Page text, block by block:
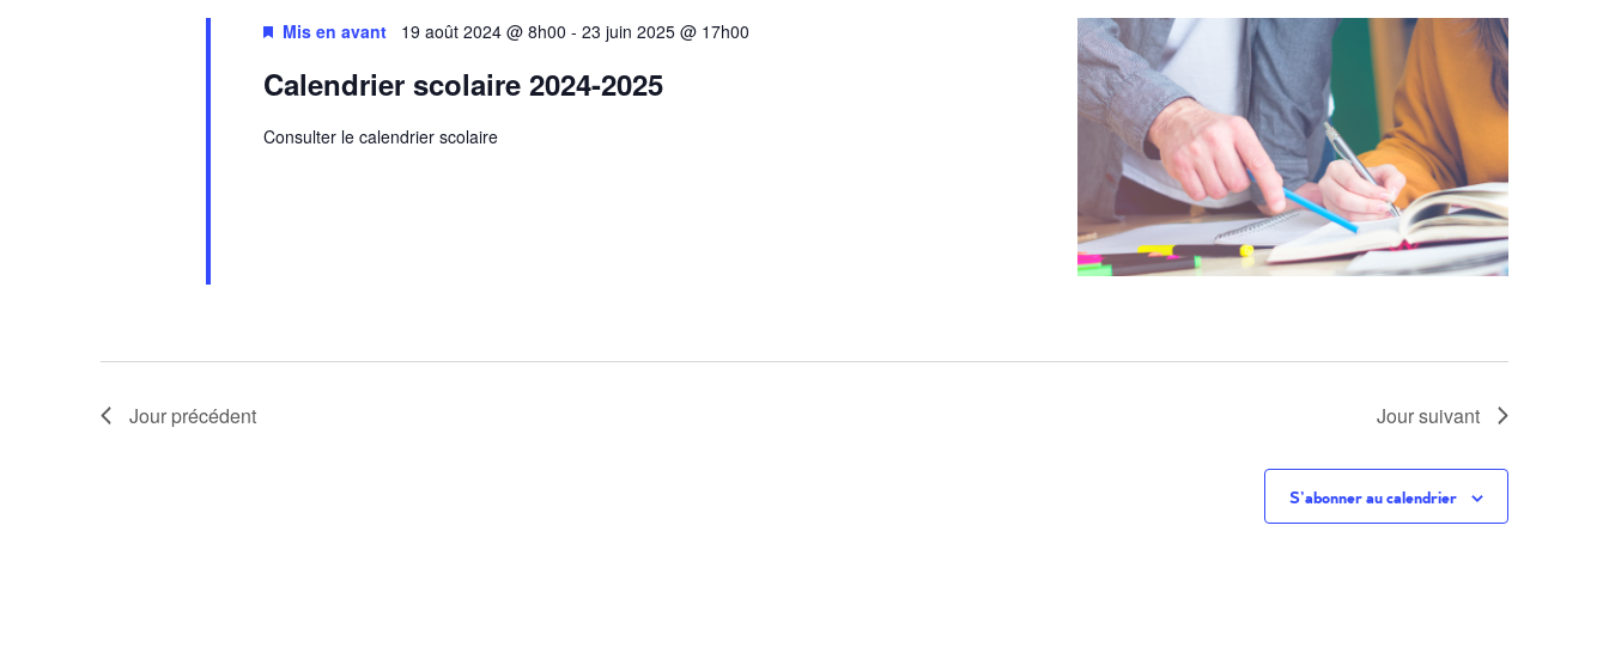
Évènements
Mis en avant 19 août 2024 @ 8h00 - 23 juin 2025 @ 17h00
Calendrier scolaire 2024-2025
Consulter le calendrier scolaire
Jour précédent Jour suivant
S’abonner au calendrier